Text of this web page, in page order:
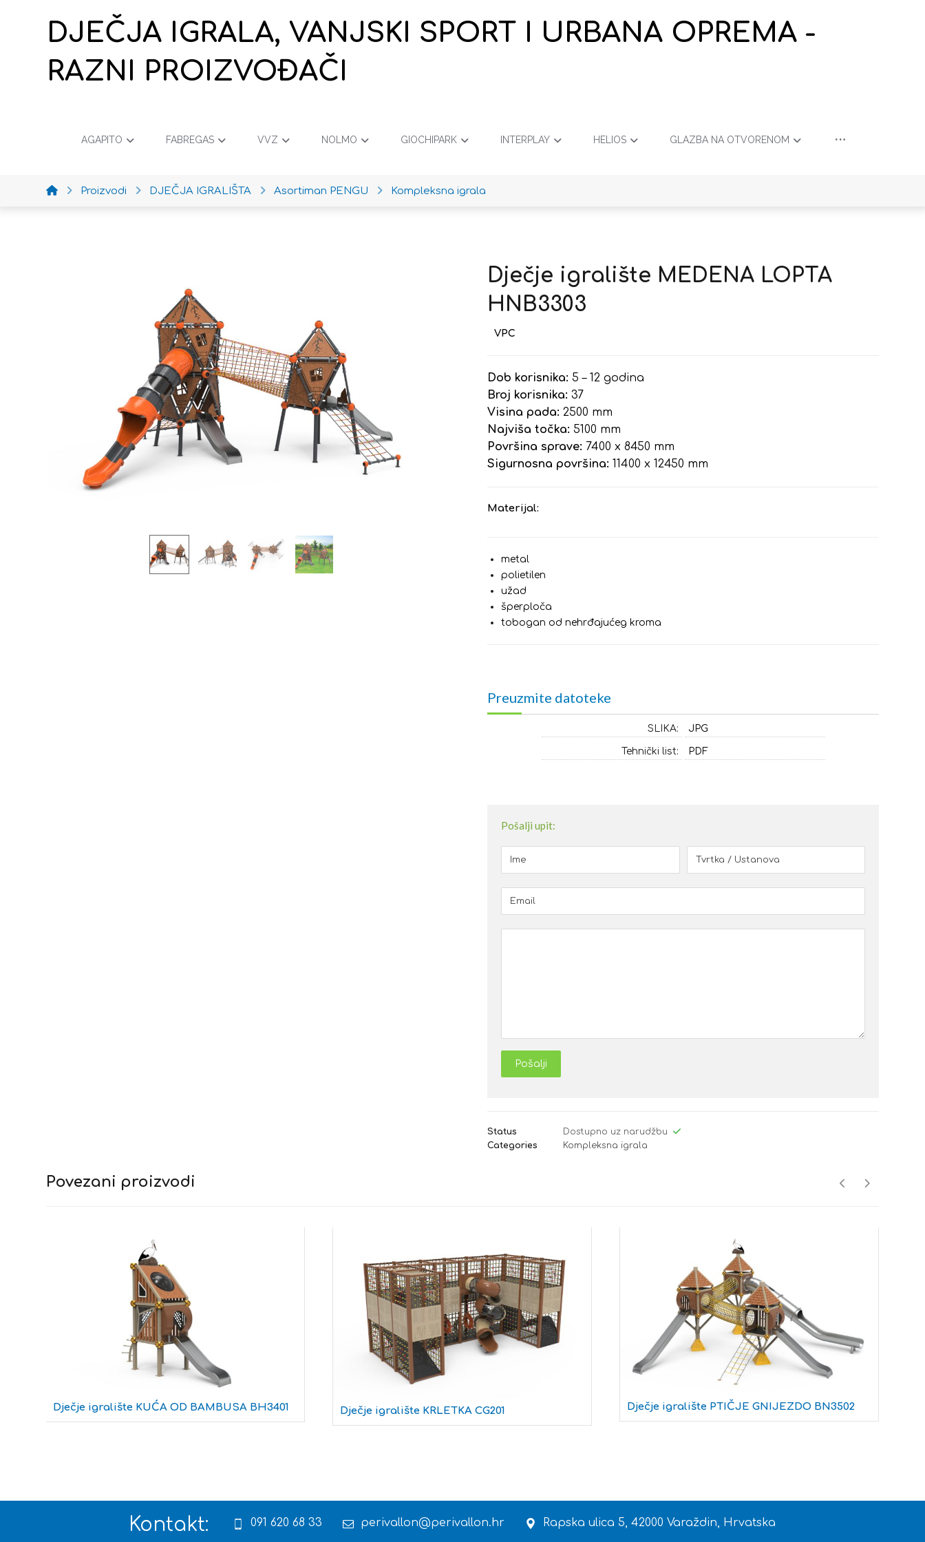
DJEČJA IGRALA, VANJSKI SPORT I URBANA OPREMA -
RAZNI PROIZVOĐAČI
AGAPITO FABREGAS VVZ NOLMO GIOCHIPARK INTERPLAY HELIOS GLAZBA NA OTVORENOM
Proizvodi DJEČJA IGRALIŠTA Asortiman PENGU Kompleksna igrala
Dječje igralište MEDENA LOPTA
HNB3303
Dob korisnika: 5 – 12 godina
Broj korisnika: 37
Visina pada: 2500 mm
Najviša točka: 5100 mm
Površina sprave: 7400 x 8450 mm
Sigurnosna površina: 11400 x 12450 mm
Materijal:
metal
polietilen
užad
šperploča
tobogan od nehrđajućeg kroma
Preuzmite datoteke
SLIKA: JPG
Tehnički list: PDF
Pošalji upit:
Pošalji
Status
Dostupno uz narudžbu
Categories
Kompleksna igrala
Povezani proizvodi
Dječje igralište KUĆA OD BAMBUSA BH3401 Dječje igralište KRLETKA CG201 Dječje igralište PTIČJE GNIJEZDO BN3502
Kontakt: 091 620 68 33 perivallon@perivallon.hr Rapska ulica 5, 42000 Varaždin, Hrvatska